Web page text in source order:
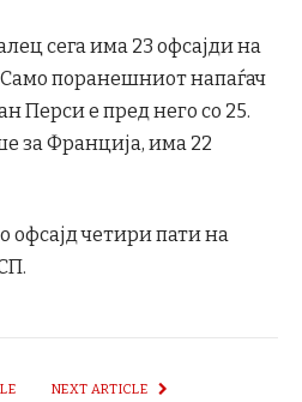
сега има 23 офсајди на
поранешниот напаѓач
Перси е пред него со 25.
за Франција, има 22
офсајд четири пати на
NEXT ARTICLE